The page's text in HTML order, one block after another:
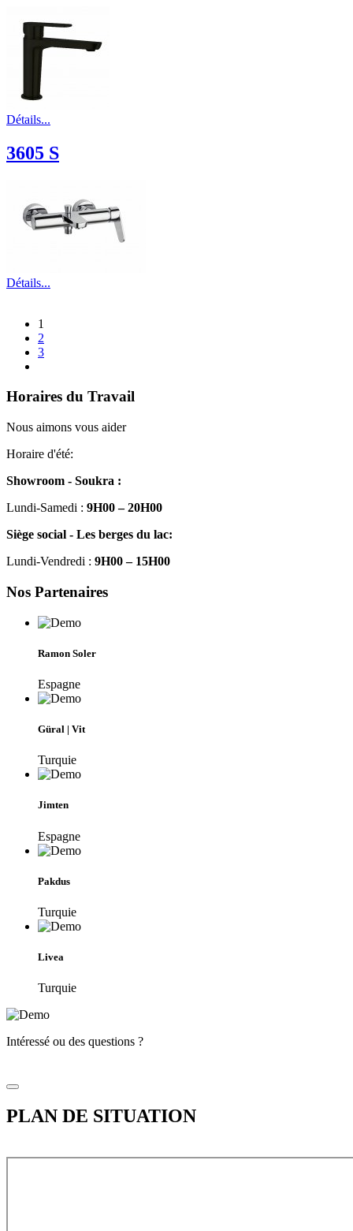
Détails...
3605 S
Détails...
1
2
3
Horaires du Travail
Nous aimons vous aider
Horaire d'été:
Showroom - Soukra :
Lundi-Samedi : 9H00 – 20H00
Siège social - Les berges du lac:
Lundi-Vendredi : 9H00 – 15H00
Nos Partenaires
Ramon Soler
Espagne
Güral | Vit
Turquie
Jimten
Espagne
Pakdus
Turquie
Livea
Turquie
Intéressé ou des questions ?
PLAN DE SITUATION